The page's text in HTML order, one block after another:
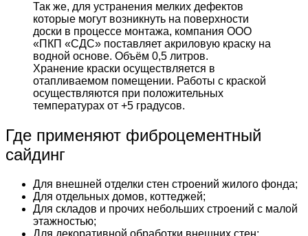
Так же, для устранения мелких дефектов
которые могут возникнуть на поверхности
доски в процессе монтажа, компания ООО
«ПКП «СДС» поставляет акриловую краску на
водной основе. Объём 0,5 литров.
Хранение краски осуществляется в
отапливаемом помещении. Работы с краской
осуществляются при положительных
температурах от +5 градусов.
Где применяют фиброцементный
сайдинг
Для внешней отделки стен строений жилого фонда;
Для отдельных домов, коттеджей;
Для складов и прочих небольших строений с малой
этажностью;
Для декоративной обработки внешних стен;